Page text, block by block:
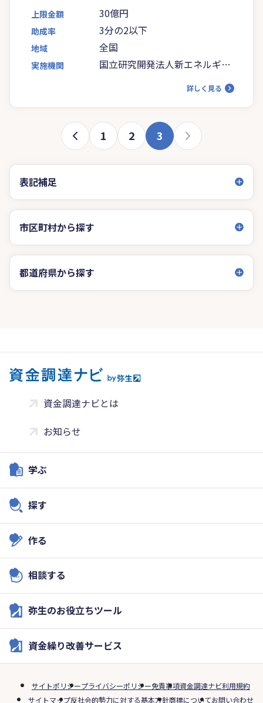
上限金額 30億円
助成率 3分の2以下
地域 全国
実施機関
国立研究開発法人新エネルギ
詳しく見る
1 2 3
表記補足
市区町村から探す
都道府県から探す
資金調達ナビとは
お知らせ
学ぶ
探す
作る
相談する
弥生のお役立ちツール
資金繰り改善サービス
サイトポリシープライバシーポリシー免責事項資金調達ナビ利用規約
サイトマップ反社会的勢力に対する基本方針商標についてお問い合わせ